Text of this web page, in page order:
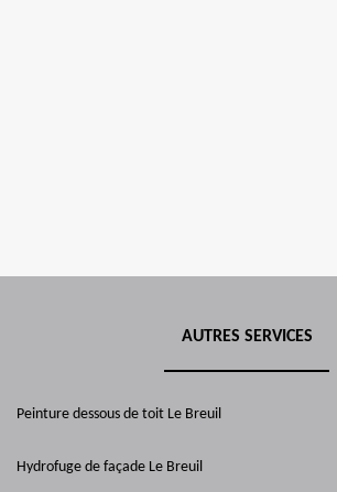
AUTRES SERVICES
Peinture dessous de toit Le Breuil
Hydrofuge de façade Le Breuil